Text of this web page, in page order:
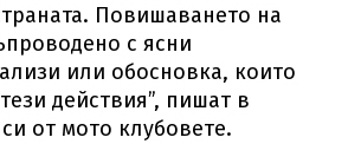
Повишаването на
с ясни
или обосновка, които
действия”, пишат в
от мото клубовете.